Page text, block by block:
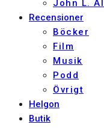
John L.
Recensioner
Böcker
Film
Musik
Podd
Övrigt
Helgon
Butik